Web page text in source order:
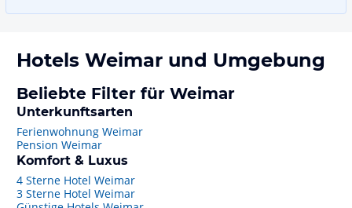
Hotels Weimar und Umgebung
Beliebte Filter für Weimar
Unterkunftsarten
Ferienwohnung Weimar
Pension Weimar
Komfort & Luxus
4 Sterne Hotel Weimar
3 Sterne Hotel Weimar